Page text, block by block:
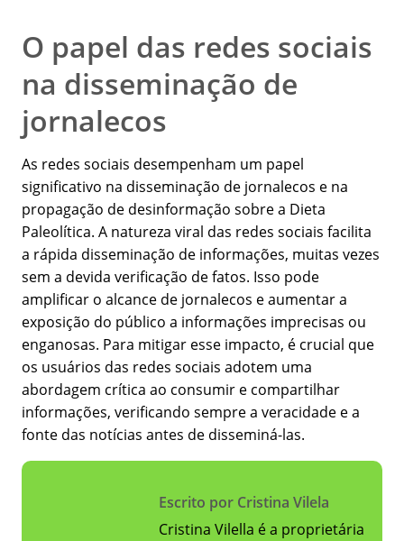
O papel das redes sociais
na disseminação de
jornalecos
As redes sociais desempenham um papel
significativo na disseminação de jornalecos e na
propagação de desinformação sobre a Dieta
Paleolítica. A natureza viral das redes sociais facilita
a rápida disseminação de informações, muitas vezes
sem a devida verificação de fatos. Isso pode
amplificar o alcance de jornalecos e aumentar a
exposição do público a informações imprecisas ou
enganosas. Para mitigar esse impacto, é crucial que
os usuários das redes sociais adotem uma
abordagem crítica ao consumir e compartilhar
informações, verificando sempre a veracidade e a
fonte das notícias antes de disseminá-las.
Escrito por Cristina Vilela
Cristina Vilella é a proprietária